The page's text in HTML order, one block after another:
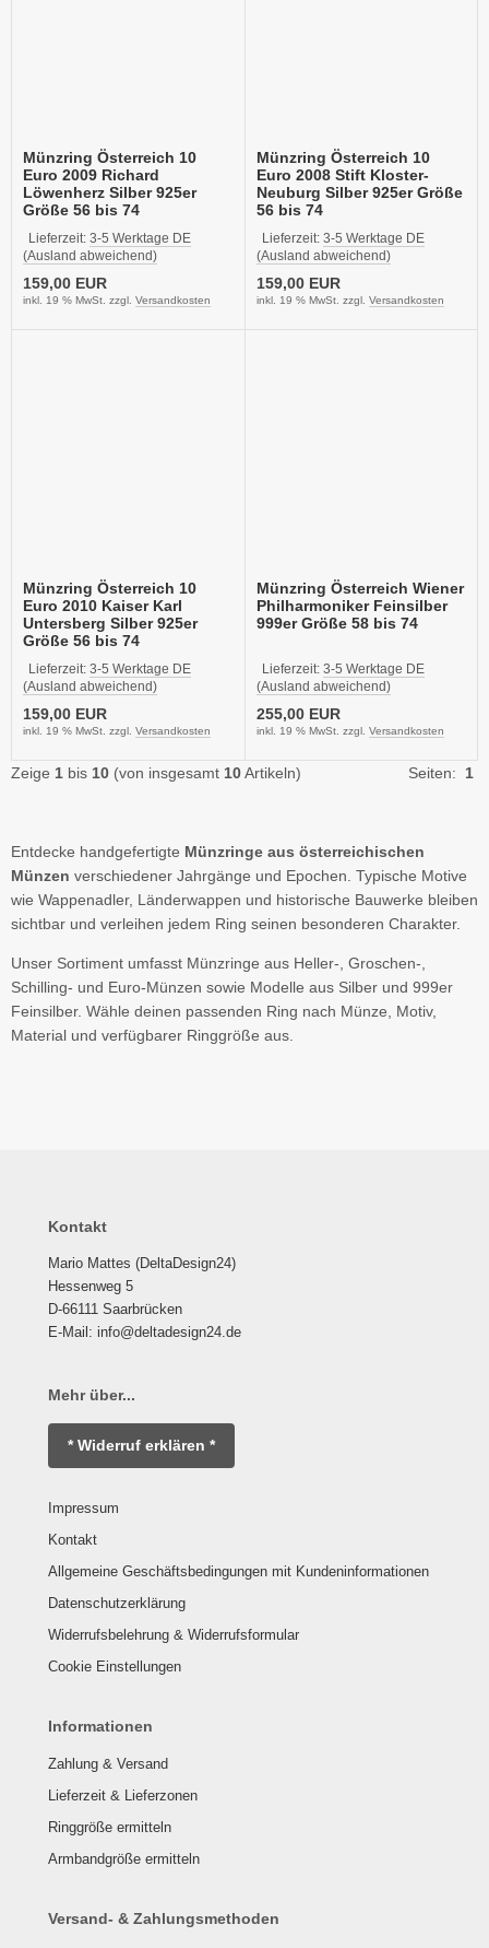
Münzring Österreich 10
Euro 2009 Richard
Löwenherz Silber 925er
Größe 56 bis 74
Lieferzeit: 3-5 Werktage DE
(Ausland abweichend)
159,00 EUR
inkl. 19 % MwSt. zzgl. Versandkosten
Münzring Österreich 10
Euro 2008 Stift Kloster-
Neuburg Silber 925er Größe
56 bis 74
Lieferzeit: 3-5 Werktage DE
(Ausland abweichend)
159,00 EUR
inkl. 19 % MwSt. zzgl. Versandkosten
Münzring Österreich 10
Euro 2010 Kaiser Karl
Untersberg Silber 925er
Größe 56 bis 74
Lieferzeit: 3-5 Werktage DE
(Ausland abweichend)
159,00 EUR
inkl. 19 % MwSt. zzgl. Versandkosten
Münzring Österreich Wiener
Philharmoniker Feinsilber
999er Größe 58 bis 74
Lieferzeit: 3-5 Werktage DE
(Ausland abweichend)
255,00 EUR
inkl. 19 % MwSt. zzgl. Versandkosten
Zeige 1 bis 10 (von insgesamt 10Artikeln) Seiten: 1
Entdecke handgefertigte Münzringe aus österreichischen
Münzen verschiedener Jahrgänge und Epochen. Typische Motive
wie Wappenadler, Länderwappen und historische Bauwerke bleiben
sichtbar und verleihen jedem Ring seinen besonderen Charakter.
Unser Sortiment umfasst Münzringe aus Heller-, Groschen-,
Schilling- und Euro-Münzen sowie Modelle aus Silber und 999er
Feinsilber. Wähle deinen passenden Ring nach Münze, Motiv,
Material und verfügbarer Ringgröße aus.
Kontakt
Mario Mattes (DeltaDesign24)
Hessenweg 5
D-66111 Saarbrücken
E-Mail: info@deltadesign24.de
Mehr über...
* Widerruf erklären *
Impressum
Kontakt
Allgemeine Geschäftsbedingungen mit Kundeninformationen
Datenschutzerklärung
Widerrufsbelehrung & Widerrufsformular
Cookie Einstellungen
Informationen
Zahlung & Versand
Lieferzeit & Lieferzonen
Ringgröße ermitteln
Armbandgröße ermitteln
Versand- & Zahlungsmethoden